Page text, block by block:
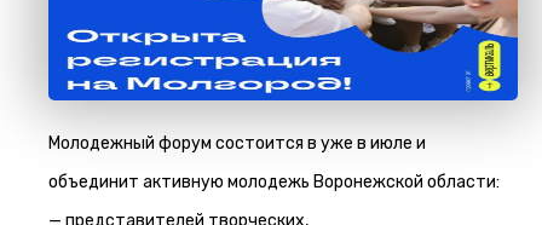
Молодежный форум состоится в уже в июле и
объединит активную молодежь Воронежской области:
— представителей творческих,